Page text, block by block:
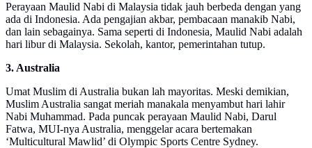
Perayaan Maulid Nabi di Malaysia tidak jauh berbeda dengan yang
ada di Indonesia. Ada pengajian akbar, pembacaan manakib Nabi,
dan lain sebagainya. Sama seperti di Indonesia, Maulid Nabi adalah
hari libur di Malaysia. Sekolah, kantor, pemerintahan tutup.
3. Australia
Umat Muslim di Australia bukan lah mayoritas. Meski demikian,
Muslim Australia sangat meriah manakala menyambut hari lahir
Nabi Muhammad. Pada puncak perayaan Maulid Nabi, Darul
Fatwa, MUI-nya Australia, menggelar acara bertemakan
‘Multicultural Mawlid’ di Olympic Sports Centre Sydney.